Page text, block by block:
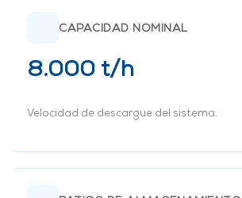
CAPACIDAD NOMINAL
8.000 t/h
Velocidad de descargue del sistema.